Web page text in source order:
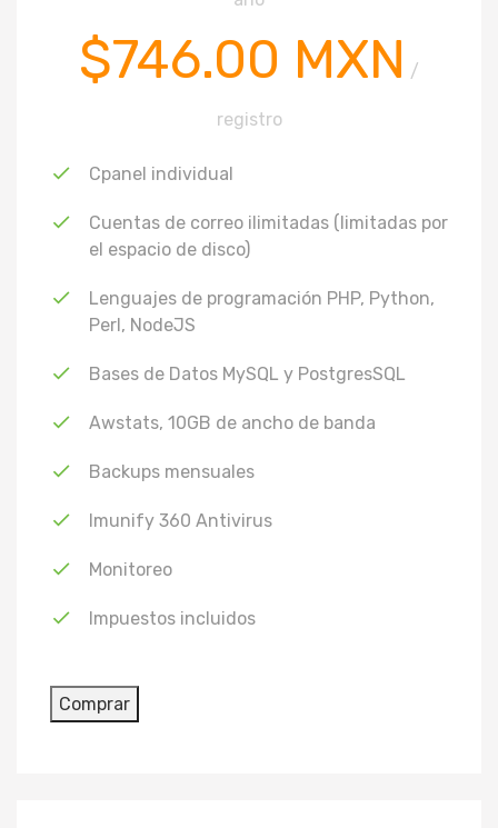
$746.00 MXN /
registro
Cpanel individual
Cuentas de correo ilimitadas (limitadas por
el espacio de disco)
Lenguajes de programación PHP, Python,
Perl, NodeJS
Bases de Datos MySQL y PostgresSQL
Awstats, 10GB de ancho de banda
Backups mensuales
Imunify 360 Antivirus
Monitoreo
Impuestos incluidos